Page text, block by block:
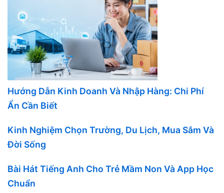
Hướng Dẫn Kinh Doanh Và Nhập Hàng: Chi Phí
Ẩn Cần Biết
Kinh Nghiệm Chọn Trường, Du Lịch, Mua Sắm Và
Đời Sống
Bài Hát Tiếng Anh Cho Trẻ Mầm Non Và App Học
Chuẩn